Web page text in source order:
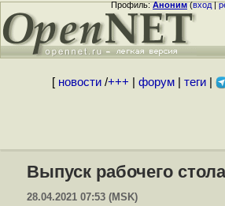
Профиль:Аноним(вход|
[ новости/+++ форум| теги|
Выпуск рабочего
28.04.2021 07:53 (MSK)